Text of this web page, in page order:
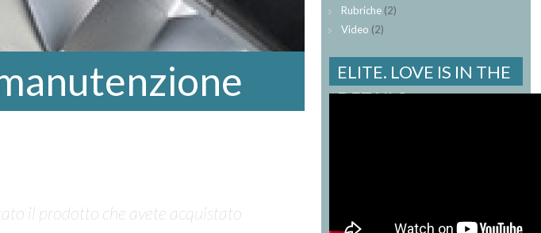
il prodotto che avete acquistato
Rubriche (2)
Video (2)
ELITE. LOVE IS IN THE
DETAILS.